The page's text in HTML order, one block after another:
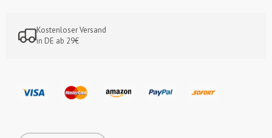
Kostenloser Versand
in DE ab 29€